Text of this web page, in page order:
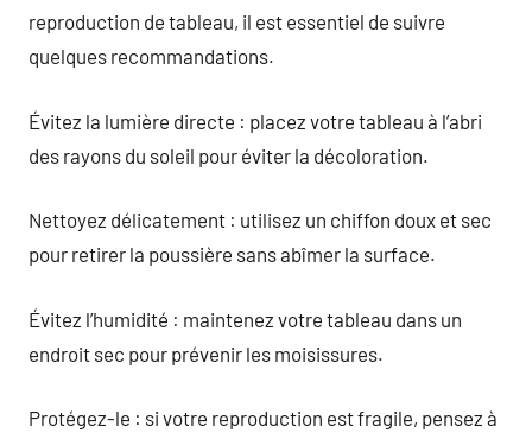
reproduction de tableau, il est essentiel de suivre
quelques recommandations.
Évitez la lumière directe : placez votre tableau à l’abri
des rayons du soleil pour éviter la décoloration.
Nettoyez délicatement : utilisez un chiffon doux et sec
pour retirer la poussière sans abîmer la surface.
Évitez l’humidité : maintenez votre tableau dans un
endroit sec pour prévenir les moisissures.
Protégez-le : si votre reproduction est fragile, pensez à